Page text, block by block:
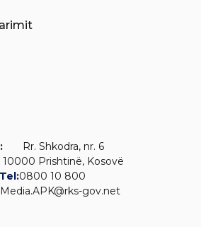
Rr. Shkodra, nr. 6
10000 Prishtinë, Kosovë
Tel:0800 10 800
Media.APK@rks-gov.net